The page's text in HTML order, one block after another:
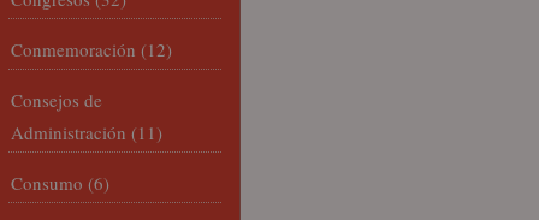
Conmemoración (12)
Consejos de
Administración (11)
Consumo (6)